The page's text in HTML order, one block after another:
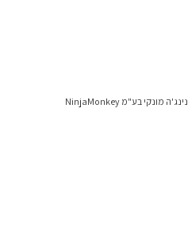
נינג'ה מונקי בע"מ NinjaMonkey